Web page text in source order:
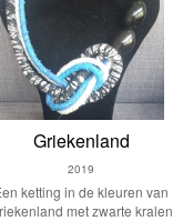
Griekenland
2019
ketting in de kleuren van
met zwarte kralen